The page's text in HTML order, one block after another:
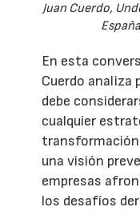
Juan Cuerdo,
En esta
Cuerdo analiza
debe
cualquier
una visión
empresas
los desafíos